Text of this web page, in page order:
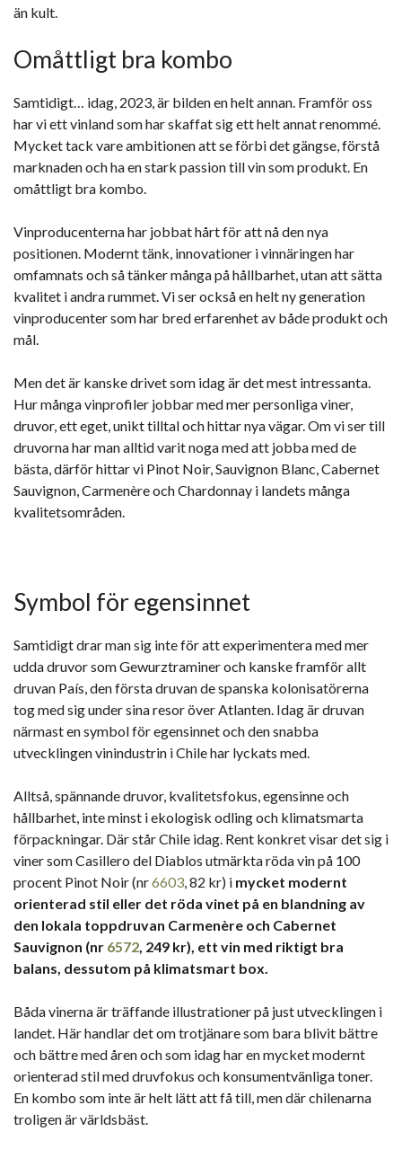
än kult.
Omåttligt bra kombo
Samtidigt… idag, 2023, är bilden en helt annan. Framför oss
har vi ett vinland som har skaffat sig ett helt annat renommé.
Mycket tack vare ambitionen att se förbi det gängse, förstå
marknaden och ha en stark passion till vin som produkt. En
omåttligt bra kombo.
Vinproducenterna har jobbat hårt för att nå den nya
positionen. Modernt tänk, innovationer i vinnäringen har
omfamnats och så tänker många på hållbarhet, utan att sätta
kvalitet i andra rummet. Vi ser också en helt ny generation
vinproducenter som har bred erfarenhet av både produkt och
mål.
Men det är kanske drivet som idag är det mest intressanta.
Hur många vinprofiler jobbar med mer personliga viner,
druvor, ett eget, unikt tilltal och hittar nya vägar. Om vi ser till
druvorna har man alltid varit noga med att jobba med de
bästa, därför hittar vi Pinot Noir, Sauvignon Blanc, Cabernet
Sauvignon, Carmenère och Chardonnay i landets många
kvalitetsområden.
Symbol för egensinnet
Samtidigt drar man sig inte för att experimentera med mer
udda druvor som Gewurztraminer och kanske framför allt
druvan País, den första druvan de spanska kolonisatörerna
tog med sig under sina resor över Atlanten. Idag är druvan
närmast en symbol för egensinnet och den snabba
utvecklingen vinindustrin i Chile har lyckats med.
Alltså, spännande druvor, kvalitetsfokus, egensinne och
hållbarhet, inte minst i ekologisk odling och klimatsmarta
förpackningar. Där står Chile idag. Rent konkret visar det sig i
viner som Casillero del Diablos utmärkta röda vin på 100
procent Pinot Noir (nr6603, 82 kr) i mycket modernt
orienterad stil eller det röda vinet på en blandning av
den lokala toppdruvan Carmenère och Cabernet
Sauvignon (nr 6572, 249 kr), ett vin med riktigt bra
balans, dessutom på klimatsmart box.
Båda vinerna är träffande illustrationer på just utvecklingen i
landet. Här handlar det om trotjänare som bara blivit bättre
och bättre med åren och som idag har en mycket modernt
orienterad stil med druvfokus och konsumentvänliga toner.
En kombo som inte är helt lätt att få till, men där chilenarna
troligen är världsbäst.